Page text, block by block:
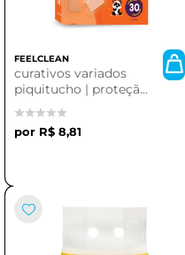
FEELCLEAN
curativos variados
piquitucho | proteção
e cuidado para seus
ferimentos
R$ 8,81